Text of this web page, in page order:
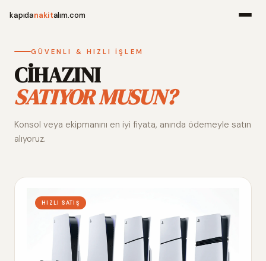
kapıdanakitalım.com
Alım
GÜVENLI & HIZLI İŞLEM
CİHAZINI
SATIYOR MUSUN?
Konsol veya ekipmanını en iyi fiyata, anında ödemeyle satın
alıyoruz.
HIZLI SATIŞ